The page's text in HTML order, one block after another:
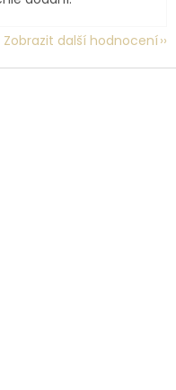
Zobrazit další hodnocení